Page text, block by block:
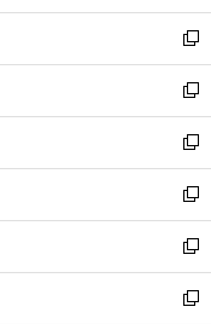
開
く
ウ
で
開
く
ン
ド
ウ
で
開
く
ウ
ィ
ン
ド
ウ
で
開
く
新
し
い
ウ
ィ
ン
ド
ウ
で
開
く
新
し
い
ウ
ィ
ン
ド
ウ
で
新
し
い
ウ
ィ
ン
ド
新
し
い
ウ
ィ
新
し
い
新